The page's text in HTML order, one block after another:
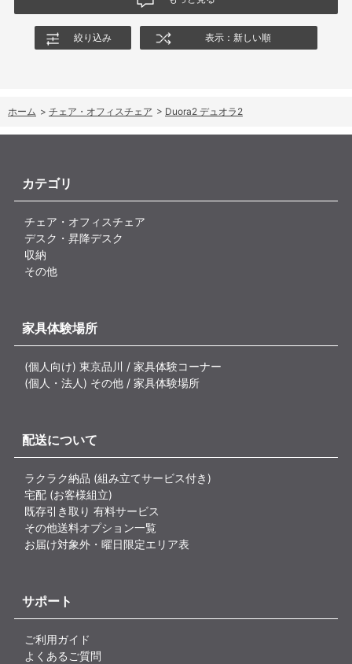
絞り込み 表示：新しい順
ホーム > チェア・オフィスチェア > Duora2 デュオラ2
カテゴリ
チェア・オフィスチェア
デスク・昇降デスク
収納
その他
家具体験場所
(個人向け) 東京品川 / 家具体験コーナー
(個人・法人) その他 / 家具体験場所
配送について
ラクラク納品 (組み立てサービス付き)
宅配 (お客様組立)
既存引き取り 有料サービス
その他送料オプション一覧
お届け対象外・曜日限定エリア表
サポート
ご利用ガイド
よくあるご質問